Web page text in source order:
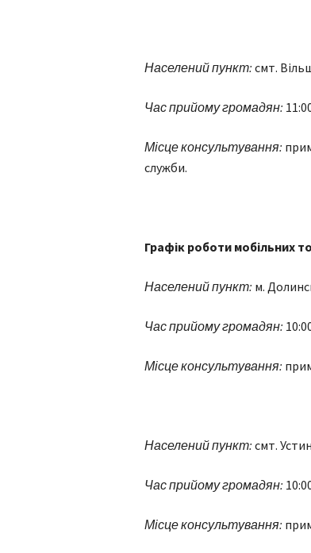
Населений пункт: смт.
Час прийому громадян:
Місце консультування:
служби.
Графік роботи мобільних
Населений пункт: м.
Час прийому громадян:
Місце консультування:
Населений пункт: смт.
Час прийому громадян:
Місце консультування: